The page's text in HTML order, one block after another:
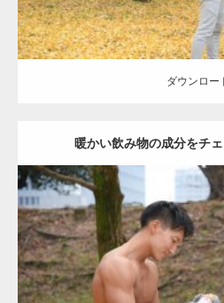
ダウンロー
暖かい飲み物の成分をチ
Update:
Category:公園のマッチョ その他
肩